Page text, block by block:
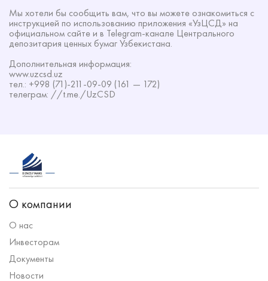
Мы хотели бы сообщить вам, что вы можете ознакомиться с
инструкцией по использованию приложения «УзЦСД» на
официальном сайте и в Telegram-канале Центрального
депозитария ценных бумаг Узбекистана.
Дополнительная информация:
www.uzcsd.uz
тел.: +998 (71)-211-09-09 (161 — 172)
телеграм: //t.me./UzCSD
О компании
О нас
Инвесторам
Документы
Новости